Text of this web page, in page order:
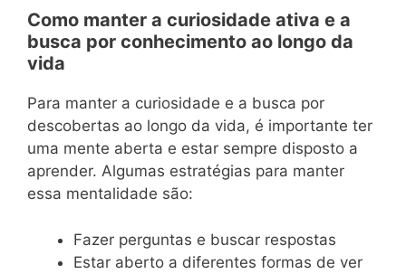
Como manter a curiosidade ativa e a
busca por conhecimento ao longo da
vida
Para manter a curiosidade e a busca por
descobertas ao longo da vida, é importante ter
uma mente aberta e estar sempre disposto a
aprender. Algumas estratégias para manter
essa mentalidade são:
Fazer perguntas e buscar respostas
Estar aberto a diferentes formas de ver